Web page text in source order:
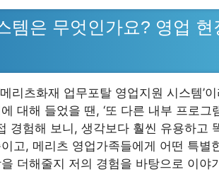
템은 무엇인가요? 영업 현
리츠화재 업무포탈 영업지원 시스템’
대해 들었을 땐, ‘또 다른 내부 프로그
경험해 보니, 생각보다 훨씬 유용하고
고, 메리츠 영업가족들에게 어떤 특별
더해줄지 저의 경험을 바탕으로 이야